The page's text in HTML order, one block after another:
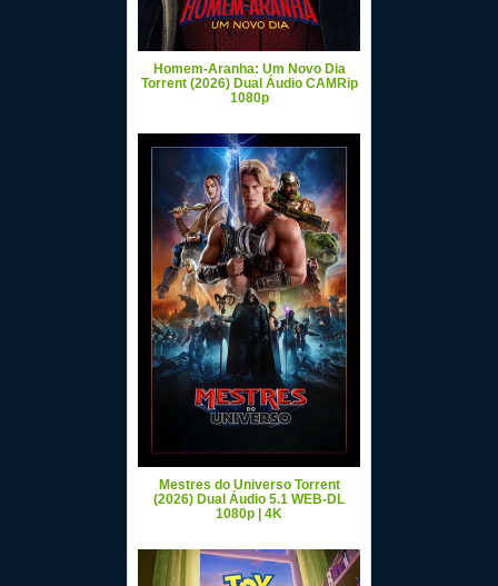
Homem-Aranha: Um Novo Dia
Torrent (2026) Dual Áudio CAMRip
1080p
Mestres do Universo Torrent
(2026) Dual Áudio 5.1 WEB-DL
1080p | 4K